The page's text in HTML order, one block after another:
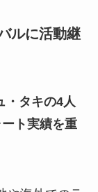
ルに活動継
・タキの4人
ト実績を重